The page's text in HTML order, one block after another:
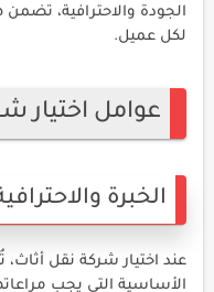
الجودة والاحترافية،
لكل عميل.
عوامل اختيار
الخبرة
عند اختيار شركة نقل أثاث،
الأساسية التي يجب